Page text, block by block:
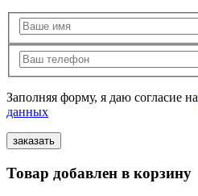
Заполняя форму, я даю согласие на
данных
Товар добавлен в корзину